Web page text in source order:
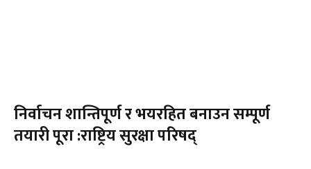
निर्वाचन शान्तिपूर्ण र भयरहित बनाउन सम्पूर्ण
तयारी पूरा :राष्ट्रिय सुरक्षा परिषद्